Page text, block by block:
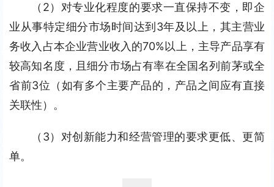
（2）对专业化程度的要求一直保持不变，即企
业从事特定细分市场时间达到3年及以上，其主营业
务收入占本企业营业收入的70%以上，主导产品享有
较高知名度，且细分市场占有率在全国名列前茅或全
省前3位（如有多个主要产品的，产品之间应有直接
关联性）。
（3）对创新能力和经营管理的要求更低、更简
单。